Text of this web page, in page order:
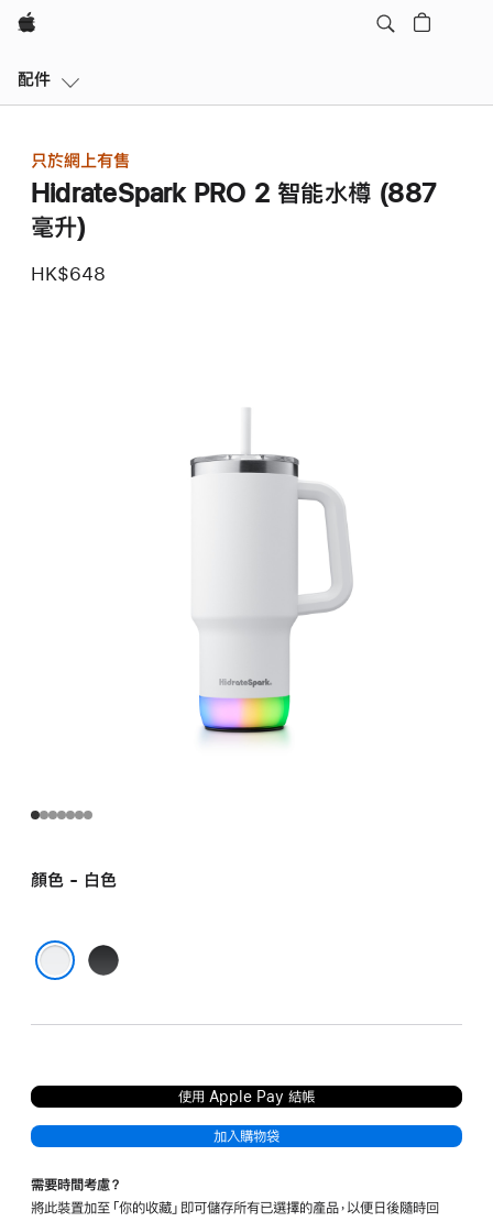
Apple
配件
只於網上有售
HidrateSpark PRO 2 智能水樽 (887
毫升)
HK$648
顏色 - 白色
黑
使用 Apple Pay 結帳
加入購物袋
需要時間考慮？
將此裝置加至「你的收藏」即可儲存所有已選擇的產品，以便日後隨時回